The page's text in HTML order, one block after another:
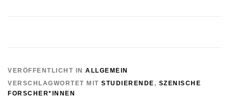
VERÖFFENTLICHT IN ALLGEMEIN
VERSCHLAGWORTET MIT STUDIERENDE , SZENISCHE
FORSCHER*INNEN